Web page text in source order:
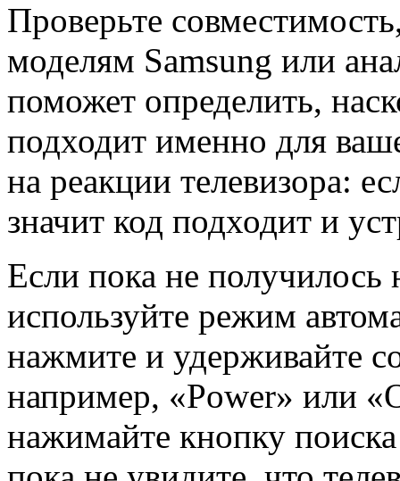
Проверьте
моделям Samsung или
поможет определить,
подходит именно для
на реакции телевизора:
значит код подходит и
Если пока не
используйте режим
нажмите и удерживайте
например, «Power» или
нажимайте кнопку